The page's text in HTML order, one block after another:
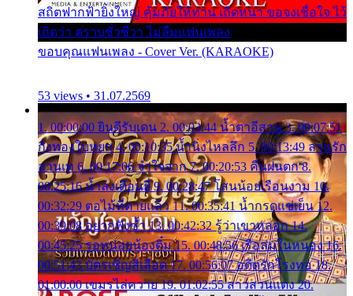
สถิตฟากฟ้ายิ่งใหญ่ คุ้มภัยให้ท่าน เถิดหนา ขอจงเชื่อใจ ไว้
เถิดว่า ตราบชั่วชีวา ไม่ลืมแฟนเพลง
ขอบคุณแฟนเพลง - Cover Ver. (KARAOKE)
53 views • 31.07.2569
1. 00:00:00 ยินดีรับเดน 2. 00:03:44 น้ำตาอีสาน 3. 00:07:51
กิ่งทองใบหยก 4. 00:10:35 น้ำนิ่งไหลลึก 5. 00:13:49 ลานรัก
ลานเท 6. 00:17:06 จำใจจาก 7. 00:20:53 คืนฝนตก 8.
00:25:16 น้ำลงเดือนยี่ 9. 00:28:47 โสนน้อยเรือนงาม 10.
00:32:29 ตอไม้ที่ตายแล้ว 11. 00:35:41 น้ำกรดแช่เย็น 12.
00:39:08 อยากฟังซ้ำ 13. 00:42:32 รู้ว่าเขาหลอก 14.
00:45:25 รอหน่อยน้องติ๋ม 15. 00:48:56 เรือล่มในหนอง 16.
00:51:43 บัตรเชิญสีเลือด 17. 00:56:07 อดีตรักโรงทอ 18.
01:00:00 เขมรไล่ควาย 19. 01:02:55 สาวสวนแตง 20.